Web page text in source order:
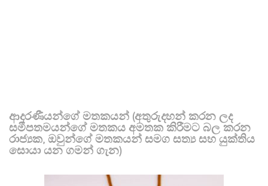
ආදරණීයන්ගේ මතකයන් (අතුරුදහන් කරන ලද
සමීපතමයන්ගේ මතකය අමතක කිරීමට බල කරන
රාජ්‍යක, ඔවුන්ගේ මතකයන් සමග සත්‍ය සහ යුක්තිය
සොයා යන ගමන් ගැන)